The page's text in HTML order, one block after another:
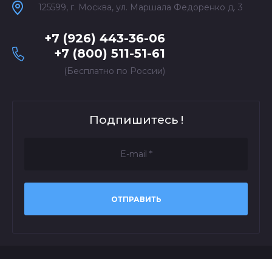
+7 (926) 443-36-06
+7 (800) 511-51-61
(Бесплатно по России)
125599, г. Москва, ул. Маршала Федоренко д. 3
Подпишитесь !
ОТПРАВИТЬ